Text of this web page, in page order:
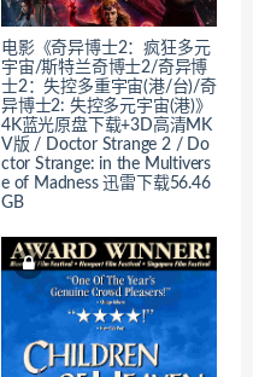
电影《奇异博士2：疯狂多元
宇宙/斯特兰奇博士2/奇异博
士2：失控多重宇宙(港/台)/奇
异博士2: 失控多元宇宙(港)》
4K蓝光原盘下载+3D高清MK
V版 / Doctor Strange 2 / Do
ctor Strange: in the Multivers
e of Madness 迅雷下载56.46
GB